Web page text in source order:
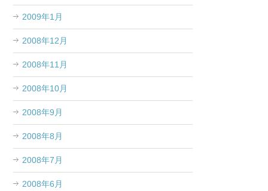
2009年1月
2008年12月
2008年11月
2008年10月
2008年9月
2008年8月
2008年7月
2008年6月